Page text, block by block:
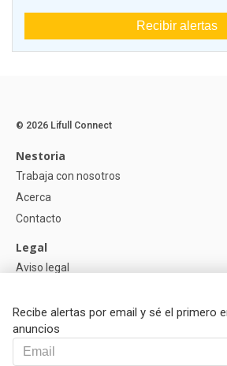
Recibir alertas
Recibe alertas por email y sé el primero
anuncios
© 2026 Lifull Connect
Nestoria
Trabaja con nosotros
Acerca
Contacto
Legal
Aviso legal
Política de Cookies
Ayuda
Preguntas